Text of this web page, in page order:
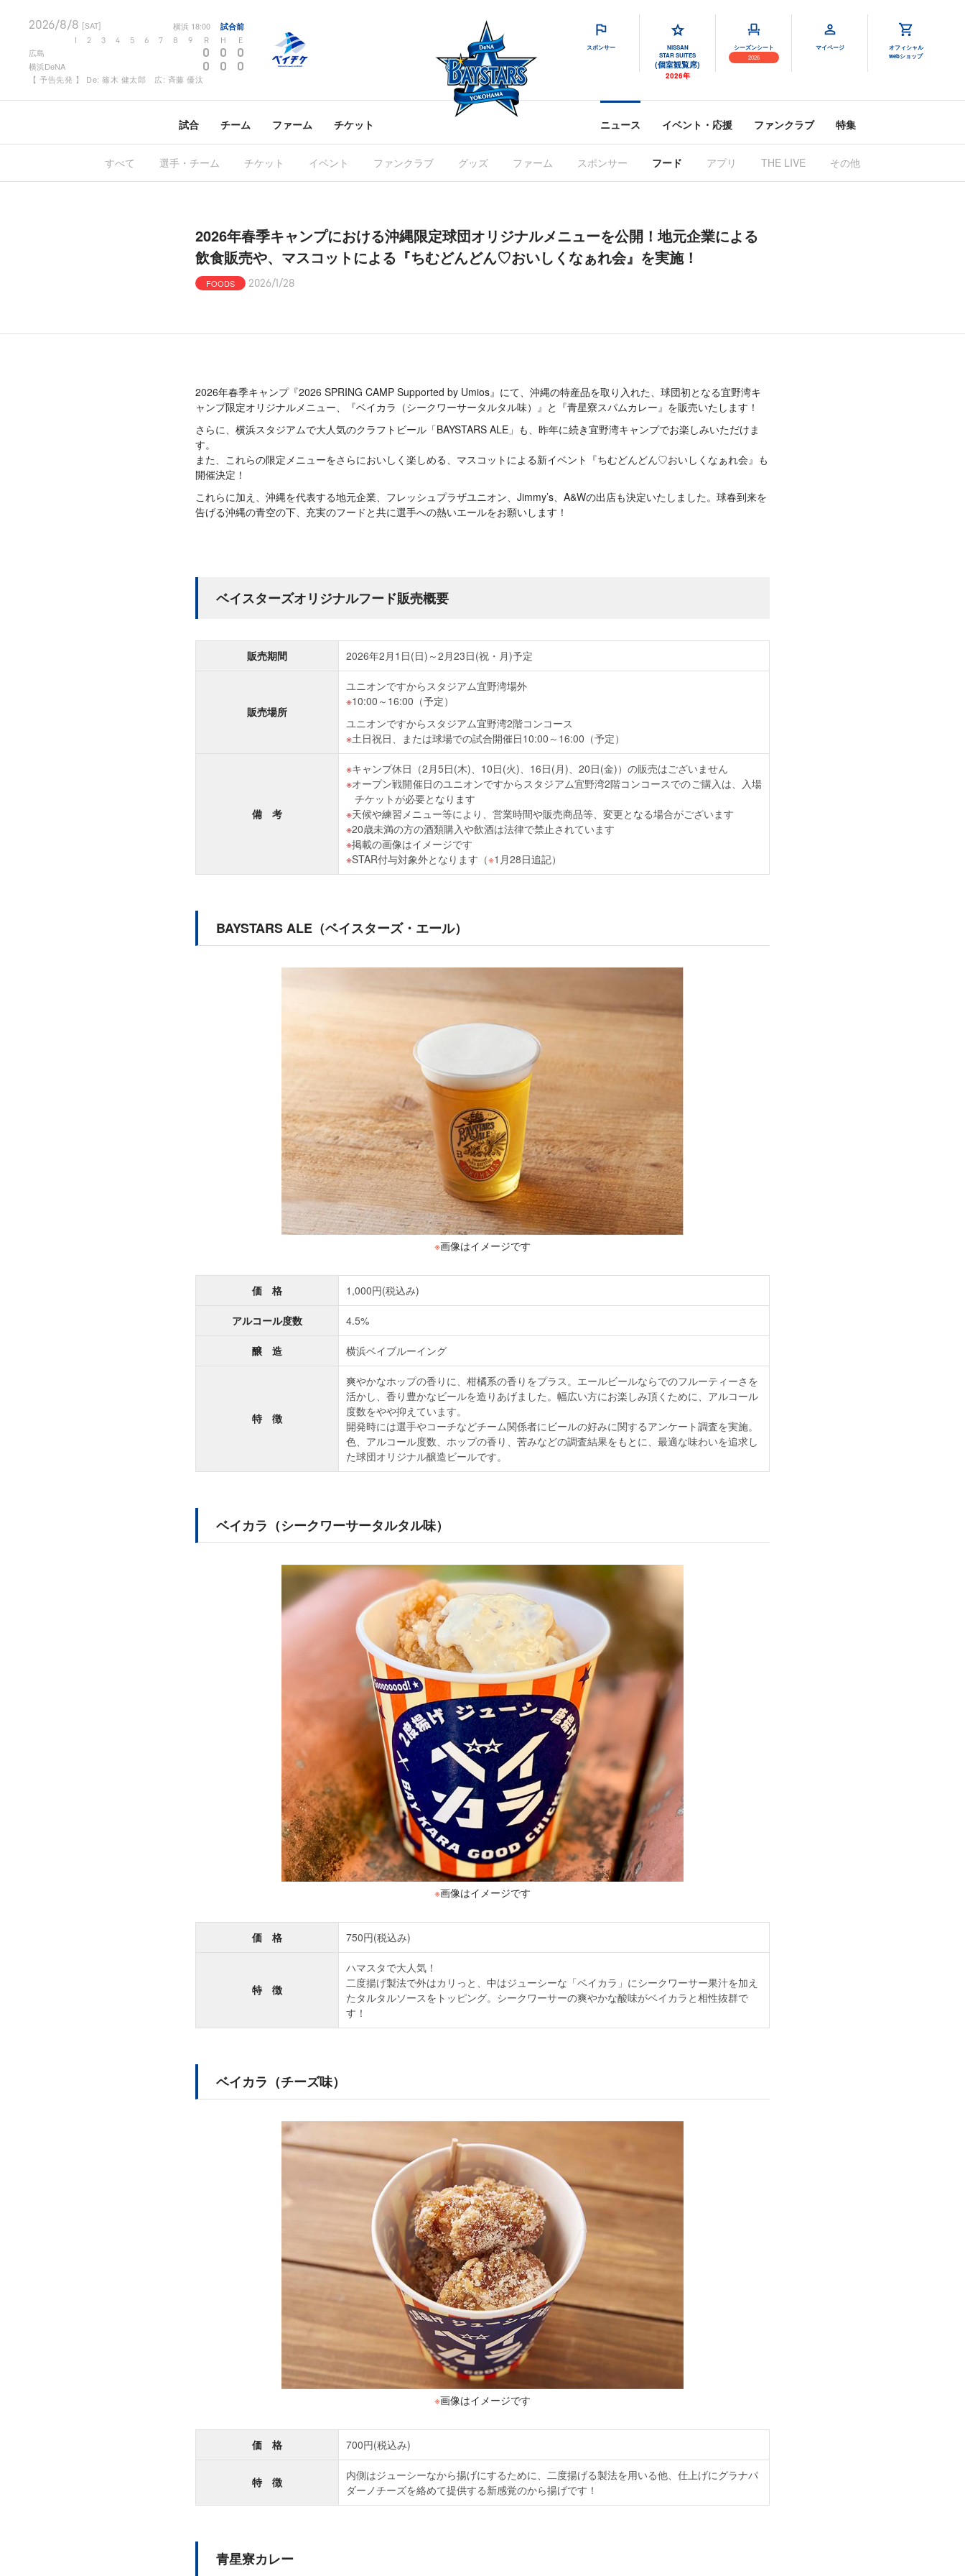
2026/8/8 [SAT] 横浜 18:00 試合前
2 3 4 5 6 7 8 9 R H E
広島 0 0 0
横浜DeNA 0 0 0
【 予告先発 】 De: 篠木 健太郎 広: 斉藤 優汰
スポンサー
NISSAN
STAR SUITES
(個室観覧席)
2026年
シーズンシート
2026
マイページ
オフィシャル
webショップ
試合 チーム ファーム チケット ニュース イベント・応援 ファンクラブ 特集
すべて 選手・チーム チケット イベント ファンクラブ グッズ ファーム スポンサー フード アプリ THE LIVE その他
2026年春季キャンプにおける沖縄限定球団オリジナルメニューを公開！地元企業による
飲食販売や、マスコットによる『ちむどんどん♡おいしくなぁれ会』を実施！
FOODS 2026/1/28
2026年春季キャンプ『2026 SPRING CAMP Supported by Umios』にて、沖縄の特産品を取り入れた、球団初となる宜野湾キ
ャンプ限定オリジナルメニュー、『ベイカラ（シークワーサータルタル味）』と『青星寮スパムカレー』を販売いたします！
さらに、横浜スタジアムで大人気のクラフトビール「BAYSTARS ALE」も、昨年に続き宜野湾キャンプでお楽しみいただけま
す。
また、これらの限定メニューをさらにおいしく楽しめる、マスコットによる新イベント『ちむどんどん♡おいしくなぁれ会』も
開催決定！
これらに加え、沖縄を代表する地元企業、フレッシュプラザユニオン、Jimmy’s、A&Wの出店も決定いたしました。球春到来を
告げる沖縄の青空の下、充実のフードと共に選手への熱いエールをお願いします！
ベイスターズオリジナルフード販売概要
販売期間 2026年2月1日(日)～2月23日(祝・月)予定
販売場所
ユニオンですからスタジアム宜野湾場外
10:00～16:00（予定）
ユニオンですからスタジアム宜野湾2階コンコース
土日祝日、または球場での試合開催日10:00～16:00（予定）
備 考
キャンプ休日（2月5日(木)、10日(火)、16日(月)、20日(金)）の販売はございません
オープン戦開催日のユニオンですからスタジアム宜野湾2階コンコースでのご購入は、入場
チケットが必要となります
天候や練習メニュー等により、営業時間や販売商品等、変更となる場合がございます
20歳未満の方の酒類購入や飲酒は法律で禁止されています
掲載の画像はイメージです
STAR付与対象外となります（※1月28日追記）
BAYSTARS ALE（ベイスターズ・エール）
※画像はイメージです
価 格 1,000円(税込み)
アルコール度数 4.5%
醸 造 横浜ベイブルーイング
特 徴
爽やかなホップの香りに、柑橘系の香りをプラス。エールビールならでのフルーティーさを
活かし、香り豊かなビールを造りあげました。幅広い方にお楽しみ頂くために、アルコール
度数をやや抑えています。
開発時には選手やコーチなどチーム関係者にビールの好みに関するアンケート調査を実施。
色、アルコール度数、ホップの香り、苦みなどの調査結果をもとに、最適な味わいを追求し
た球団オリジナル醸造ビールです。
ベイカラ（シークワーサータルタル味）
※画像はイメージです
価 格 750円(税込み)
特 徴
ハマスタで大人気！
二度揚げ製法で外はカリっと、中はジューシーな「ベイカラ」にシークワーサー果汁を加え
たタルタルソースをトッピング。シークワーサーの爽やかな酸味がベイカラと相性抜群で
す！
ベイカラ（チーズ味）
※画像はイメージです
価 格 700円(税込み)
特 徴
内側はジューシーなから揚げにするために、二度揚げる製法を用いる他、仕上げにグラナパ
ダーノチーズを絡めて提供する新感覚のから揚げです！
青星寮カレー